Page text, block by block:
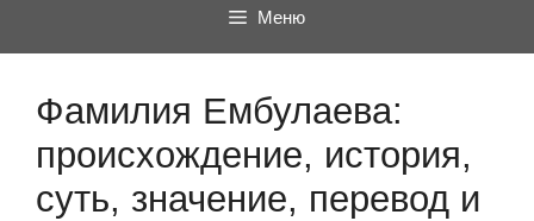
Меню
Фамилия Ембулаева:
происхождение, история,
суть, значение, перевод и